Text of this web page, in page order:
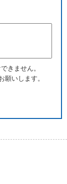
きません。
願いします。